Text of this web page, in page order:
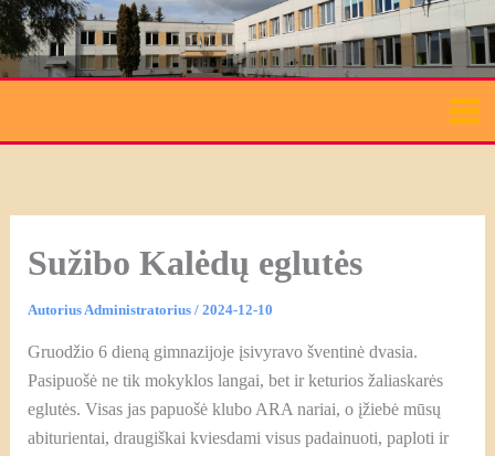
Pereiti
prie
turinio
Sužibo Kalėdų eglutės
AutoriusAdministratorius / 2024-12-10
Gruodžio 6 dieną gimnazijoje įsivyravo šventinė dvasia.
Pasipuošė ne tik mokyklos langai, bet ir keturios žaliaskarės
eglutės. Visas jas papuošė klubo ARA nariai, o įžiebė mūsų
abiturientai, draugiškai kviesdami visus padainuoti, paploti ir